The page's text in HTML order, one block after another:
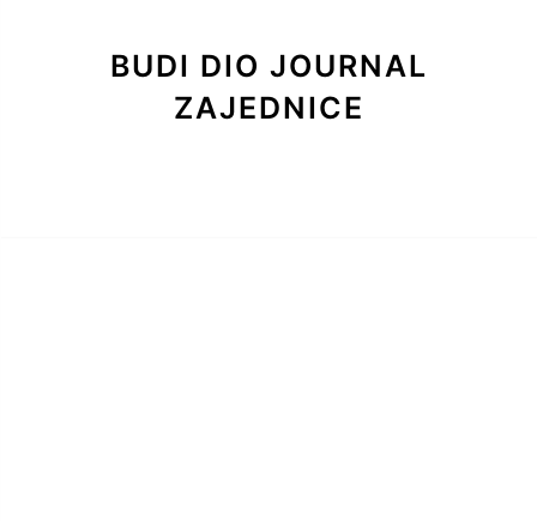
BUDI DIO JOURNAL
ZAJEDNICE